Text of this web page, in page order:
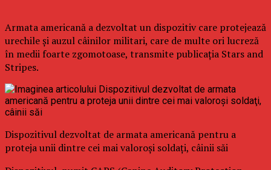
Armata americană a dezvoltat un dispozitiv care protejează
urechile şi auzul câinilor militari, care de multe ori lucreză
în medii foarte zgomotoase, transmite publicaţia Stars and
Stripes.
Dispozitivul dezvoltat de armata americană pentru a
proteja unii dintre cei mai valoroşi soldaţi, câinii săi